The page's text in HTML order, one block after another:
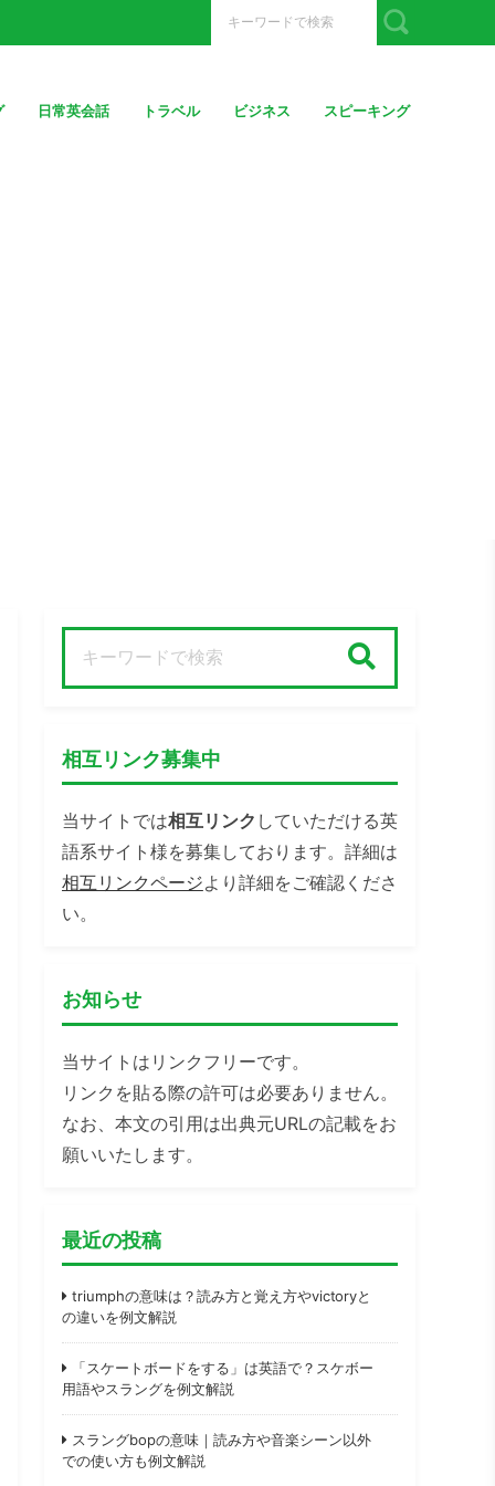
日常英会話 トラベル ビジネス スピーキング
相互リンク募集中
当サイトでは相互リンク していただける英
語系サイト様を募集しております。詳細は
相互リンクページより詳細をご確認くださ
い。
お知らせ
当サイトはリンクフリーです。
リンクを貼る際の許可は必要ありません。
なお、本文の引用は出典元URLの記載をお
願いいたします。
最近の投稿
triumphの意味は？読み方と覚え方やvictoryと
の違いを例文解説
「スケートボードをする」は英語で？スケボー
用語やスラングを例文解説
スラングbopの意味｜読み方や音楽シーン以外
での使い方も例文解説